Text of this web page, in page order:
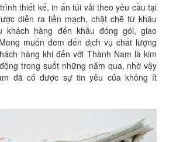
thiết kế, in ấn túi vải theo yêu cầu tại
diễn ra liền mạch, chặt chẽ từ khâu
khách hàng đến khâu đóng gói, giao
muốn đem đến dịch vụ chất lượng
hàng khi đến với Thành Nam là kim
trong suốt những năm qua, nhờ vậy
đã có được sự tin yêu của không ít